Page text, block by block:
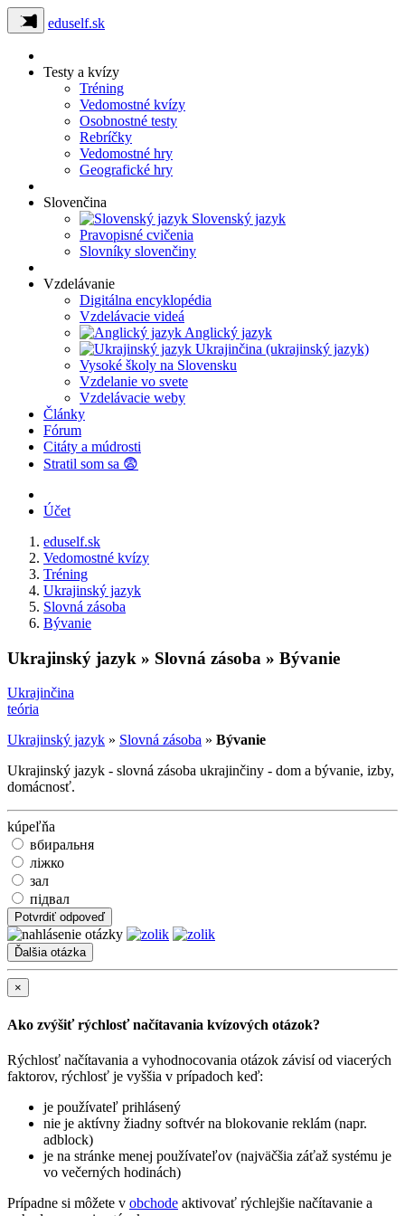
eduself.sk
Testy a kvízy
Tréning
Vedomostné kvízy
Osobnostné testy
Rebríčky
Vedomostné hry
Geografické hry
Slovenčina
Slovenský jazyk
Pravopisné cvičenia
Slovníky slovenčiny
Vzdelávanie
Digitálna encyklopédia
Vzdelávacie videá
Anglický jazyk
Ukrajinčina (ukrajinský jazyk)
Vysoké školy na Slovensku
Vzdelanie vo svete
Vzdelávacie weby
Články
Fórum
Citáty a múdrosti
Stratil som sa 😨
Účet
eduself.sk
Vedomostné kvízy
Tréning
Ukrajinský jazyk
Slovná zásoba
Bývanie
Ukrajinský jazyk » Slovná zásoba » Bývanie
Ukrajinčina
teória
Ukrajinský jazyk » Slovná zásoba » Bývanie
Ukrajinský jazyk - slovná zásoba ukrajinčiny - dom a bývanie, izby,
domácnosť.
kúpeľňa
вбиральня
ліжко
зал
підвал
Potvrdiť odpoveď
×
Ako zvýšiť rýchlosť načítavania kvízových otázok?
Rýchlosť načítavania a vyhodnocovania otázok závisí od viacerých
faktorov, rýchlosť je vyššia v prípadoch keď:
je používateľ prihlásený
nie je aktívny žiadny softvér na blokovanie reklám (napr.
adblock)
je na stránke menej používateľov (najväčšia záťaž systému je
vo večerných hodinách)
Prípadne si môžete v obchode aktivovať rýchlejšie načítavanie a